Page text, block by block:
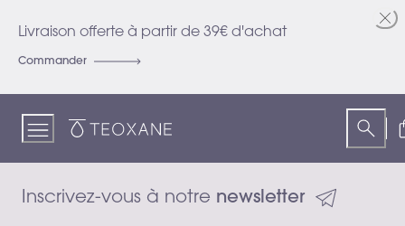
Content
Livraison offerte à partir de 39€ d'achat
Commander
Teoxane
Inscrivez-vous à notre newsletter